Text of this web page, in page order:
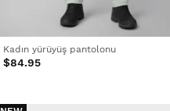
Kadın yürüyüş pantolonu
$84.95